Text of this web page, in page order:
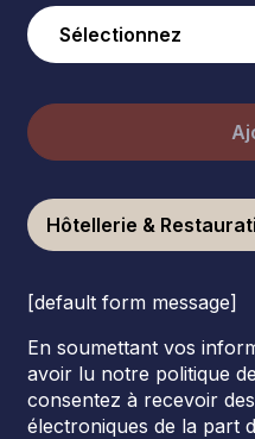
Hôtellerie &
[default form message]
En soumettant vos
avoir lu notre politique
consentez à recevoir
électroniques de la part